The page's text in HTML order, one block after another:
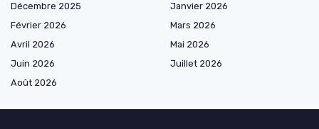
Décembre 2025
Janvier 2026
Février 2026
Mars 2026
Avril 2026
Mai 2026
Juin 2026
Juillet 2026
Août 2026